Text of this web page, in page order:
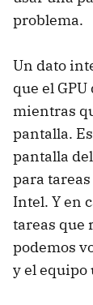
problema.
Un dato
que el
mientras
pantalla.
pantalla
para
Intel. Y en
tareas que
podemos
y el equipo